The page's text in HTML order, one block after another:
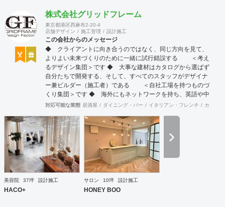
株式会社グリッドフレーム
東京都港区西麻布2-20-4
店舗デザイン
施工管理 設計施工
この会社からのメッセージ
◆ クライアントに向き合うのではなく、同じ方向を見て、
よりよい未来づくりのために一緒に試行錯誤する ＜考え
るデザイン集団＞です ◆ 大事な建材はカタログから選ばず
自分たちで開発する、そして、すべてのスタッフがデザイナ
ー兼ビルダー（施工者）である ＜自社工場を持つものづ
くり集団＞です ◆ 海外にもネットワークを持ち、英語や中
国語に堪能なスタッフたちが、海外から国内への出店をスム
工案件、設計＋造作物の案件、施工案件、造作物制作など、
多様な請負形態が可能です。工場では金属を中心にさまざま
な素材を用いた制作が可能で、例えば通常デザイン性とは無
縁な特定防火設備（鉄扉）などにも高いデザイン性を施すこ
とも可能です。 GRIDFRAME とりかえのきかない空間
https://gridframe.co.jp/ Synes(シネス) 霧のようなやわらか
込む空間 https://sotochiku.com/
対応可能な業態 居酒屋 ダイニング・バー イタリアン・フレンチ カフェ
美容院 37坪 設計施工
HACO+
サロン 10坪 設計施工
HONEY BOO